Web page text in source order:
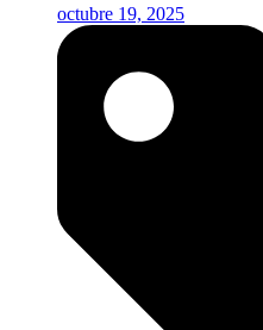
octubre 19, 2025